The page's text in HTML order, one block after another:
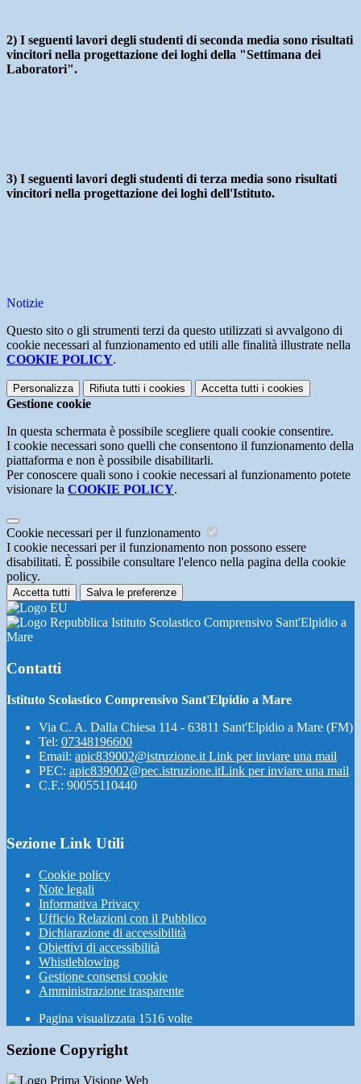
2) I seguenti lavori degli studenti di seconda media sono risultati
vincitori nella progettazione dei loghi della "Settimana dei
Laboratori".
3) I seguenti lavori degli studenti di terza media sono risultati
vincitori nella progettazione dei loghi dell'Istituto.
Notizie
Questo sito o gli strumenti terzi da questo utilizzati si avvalgono di
cookie necessari al funzionamento ed utili alle finalità illustrate nella
COOKIE POLICY.
Personalizza Rifiuta tutti i cookies Accetta tutti i cookies
Gestione cookie
In questa schermata è possibile scegliere quali cookie consentire.
I cookie necessari sono quelli che consentono il funzionamento della
piattaforma e non è possibile disabilitarli.
Per conoscere quali sono i cookie necessari al funzionamento potete
visionare la COOKIE POLICY.
Cookie necessari per il funzionamento
I cookie necessari per il funzionamento non possono essere
disabilitati. È possibile consultare l'elenco nella pagina della cookie
policy.
Accetta tutti Salva le preferenze
Istituto Scolastico Comprensivo Sant'Elpidio a
Mare
Contatti
Istituto Scolastico Comprensivo Sant'Elpidio a Mare
Via C. A. Dalla Chiesa 114 - 63811 Sant'Elpidio a Mare (FM)
Tel: 07348196600
Email: apic839002@istruzione.it Link per inviare una mail
PEC: apic839002@pec.istruzione.itLink per inviare una mail
C.F.: 90055110440
Sezione Link Utili
Cookie policy
Note legali
Informativa Privacy
Ufficio Relazioni con il Pubblico
Dichiarazione di accessibilità
Obiettivi di accessibilità
Whistleblowing
Gestione consensi cookie
Amministrazione trasparente
Pagina visualizzata 1516 volte
Sezione Copyright